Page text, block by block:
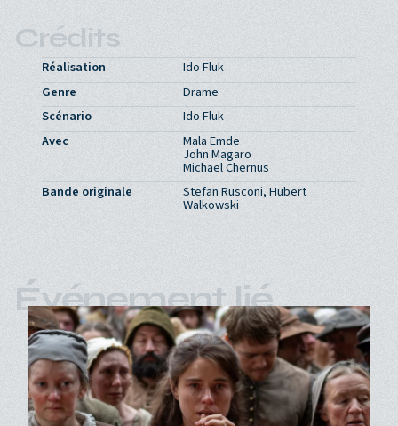
Crédits
Réalisation
Ido Fluk
Genre
Drame
Scénario
Ido Fluk
Avec
Mala Emde
John Magaro
Michael Chernus
Bande originale
Stefan Rusconi, Hubert
Walkowski
Événement lié